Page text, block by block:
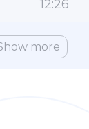
12:26
more